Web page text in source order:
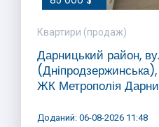
Квартири (продаж)
Дарницький район,
ЖК Метрополія
Доданий: 06-08-2026 11:48